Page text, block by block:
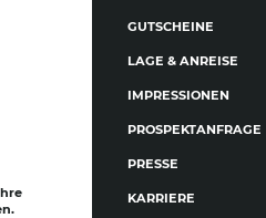
GUTSCHEINE
LAGE & ANREISE
IMPRESSIONEN
PROSPEKTANFRAGE
PRESSE
KARRIERE